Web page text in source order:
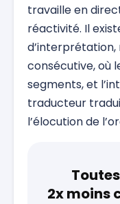
travaille en
réactivité. Il
consécutive, où
segments, et
traducteur
l’élocution de
2x moins